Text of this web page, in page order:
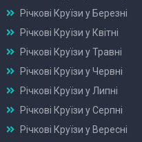
Річкові Круїзи у Березні
Річкові Круїзи у Квітні
Річкові Круїзи у Травні
Річкові Круїзи у Червні
Річкові Круїзи у Липні
Річкові Круїзи у Серпні
Річкові Круїзи у Вересні